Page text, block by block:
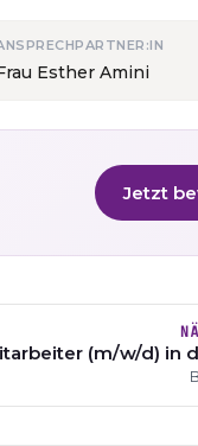
Esther Amini
Jetzt
(m/w/d) in